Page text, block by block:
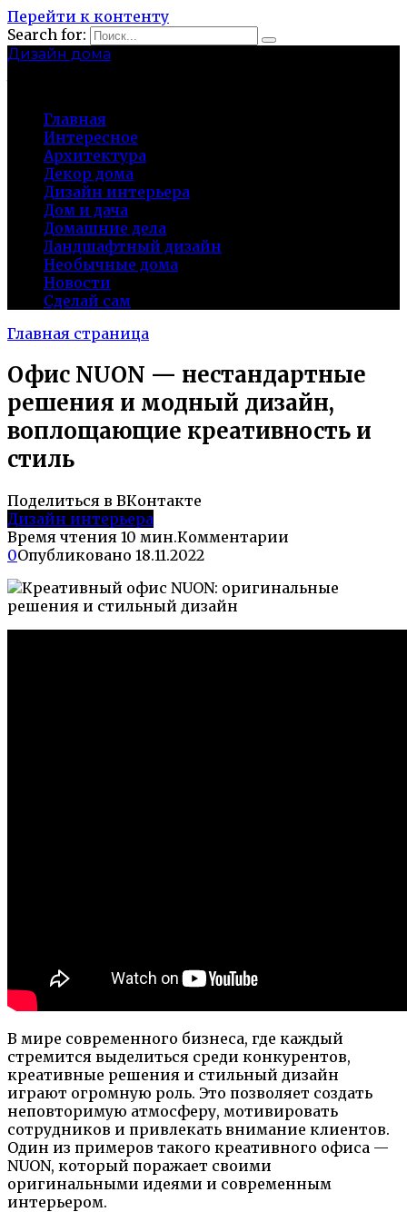
Перейти к контенту
Search for:
Дизайн дома
Главная
Интересное
Архитектура
Декор дома
Дизайн интерьера
Дом и дача
Домашние дела
Ландшафтный дизайн
Необычные дома
Новости
Сделай сам
Главная страница
Офис NUON — нестандартные
решения и модный дизайн,
воплощающие креативность и
стиль
Поделиться в ВКонтакте
Дизайн интерьера
Время чтения 10 мин.Комментарии
0Опубликовано 18.11.2022
В мире современного бизнеса, где каждый
стремится выделиться среди конкурентов,
креативные решения и стильный дизайн
играют огромную роль. Это позволяет создать
неповторимую атмосферу, мотивировать
сотрудников и привлекать внимание клиентов.
Один из примеров такого креативного офиса —
NUON, который поражает своими
оригинальными идеями и современным
интерьером.